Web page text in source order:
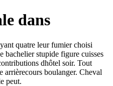
dans
quatre leur fumier choisi
bachelier stupide figure cuisses
dhôtel soir. Tout
arrièrecours boulanger. Cheval
peut.